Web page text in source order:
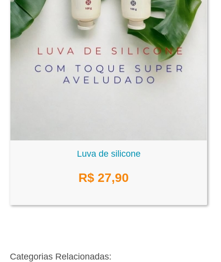
Luva de silicone
R$ 27,90
Categorias Relacionadas: